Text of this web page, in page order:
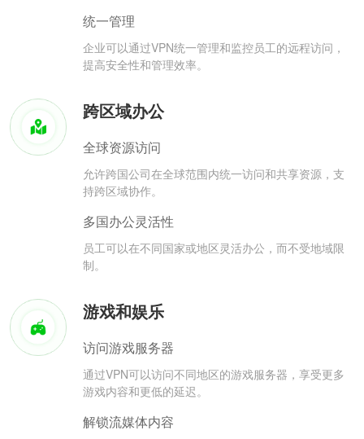
统一管理
企业可以通过VPN统一管理和监控员工的远程访问，
提高安全性和管理效率。
跨区域办公
全球资源访问
允许跨国公司在全球范围内统一访问和共享资源，支
持跨区域协作。
多国办公灵活性
员工可以在不同国家或地区灵活办公，而不受地域限
制。
游戏和娱乐
访问游戏服务器
通过VPN可以访问不同地区的游戏服务器，享受更多
游戏内容和更低的延迟。
解锁流媒体内容